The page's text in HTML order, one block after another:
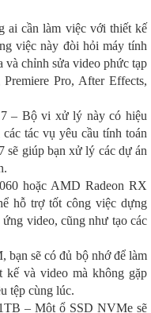
ai cần làm việc với thiết kế
việc này đòi hỏi máy tính
và chỉnh sửa video phức tạp
Pro, After Effects,
– Bộ vi xử lý này có hiệu
tác vụ yêu cầu tính toán
sẽ giúp bạn xử lý các dự án
hoặc AMD Radeon RX
hỗ trợ tốt công việc dựng
video, cũng như tạo các
sẽ có đủ bộ nhớ để làm
kế và video mà không gặp
tệp cùng lúc.
– Một ổ SSD NVMe sẽ